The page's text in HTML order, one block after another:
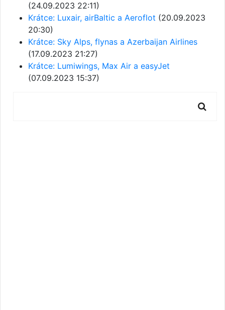
(24.09.2023 22:11)
Krátce: Luxair, airBaltic a Aeroflot (20.09.2023
20:30)
Krátce: Sky Alps, flynas a Azerbaijan Airlines
(17.09.2023 21:27)
Krátce: Lumiwings, Max Air a easyJet
(07.09.2023 15:37)